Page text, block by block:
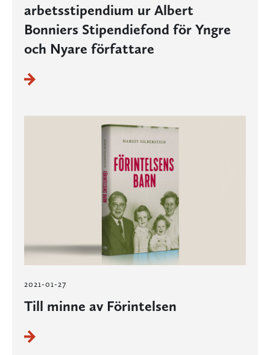
arbetsstipendium ur Albert
Bonniers Stipendiefond för Yngre
och Nyare författare
2021-01-27
Till minne av Förintelsen